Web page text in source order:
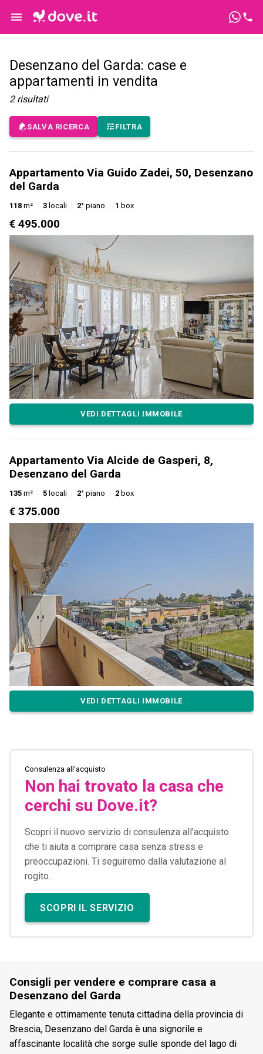
Desenzano del Garda: case e
appartamenti in vendita
2 risultati
SALVA RICERCA FILTRA
Appartamento Via Guido Zadei, 50, Desenzano
del Garda
118 m² 3 locali 2° piano 1 box
€ 495.000
VEDI DETTAGLI IMMOBILE
Appartamento Via Alcide de Gasperi, 8,
Desenzano del Garda
135 m² 5 locali 2° piano 2 box
€ 375.000
VEDI DETTAGLI IMMOBILE
Consulenza all'acquisto
Non hai trovato la casa che
cerchi su Dove.it?
Scopri il nuovo servizio di consulenza all'acquisto
che ti aiuta a comprare casa senza stress e
preoccupazioni. Ti seguiremo dalla valutazione al
rogito.
SCOPRI IL SERVIZIO
Consigli per vendere e comprare casa a
Desenzano del Garda
Elegante e ottimamente tenuta cittadina della provincia di
Brescia, Desenzano del Garda è una signorile e
affascinante località che sorge sulle sponde del lago di